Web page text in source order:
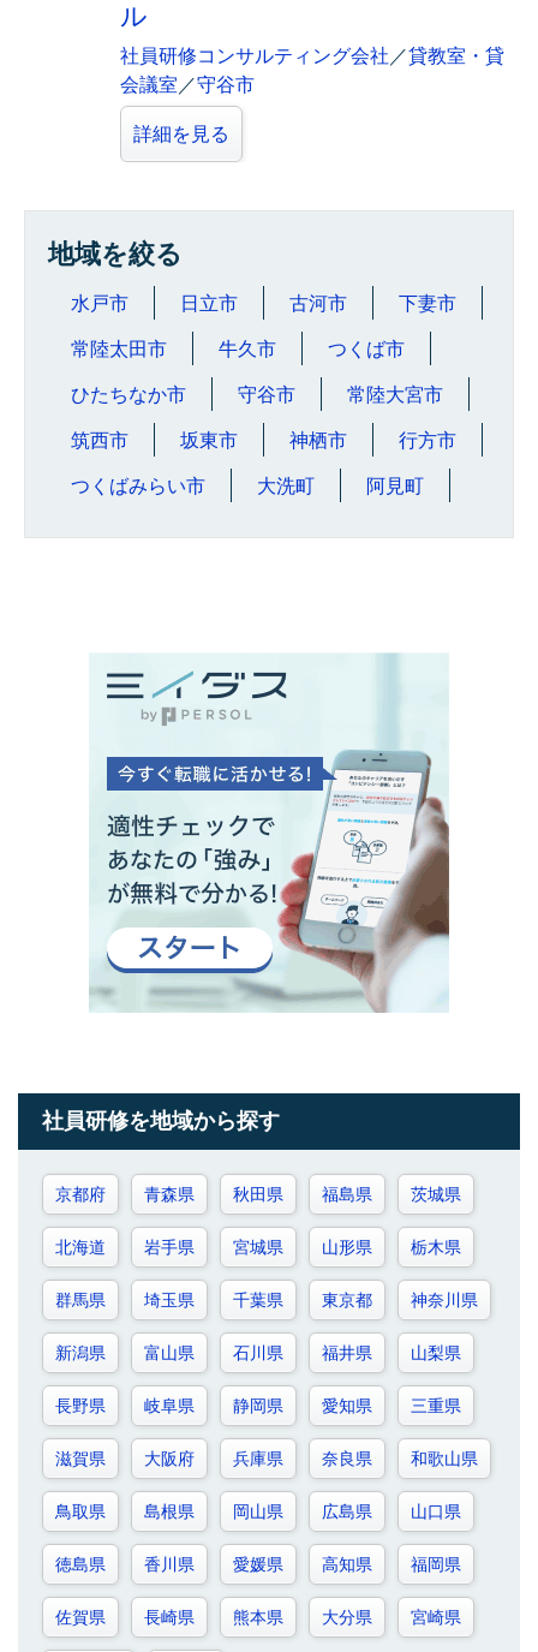
ル
社員研修コンサルティング会社 ／貸教室・貸
会議室 ／守谷市
詳細を見る
地域を絞る
水戸市 日立市 古河市 下妻市
常陸太田市 牛久市 つくば市
ひたちなか市 守谷市 常陸大宮市
筑西市 坂東市 神栖市 行方市
つくばみらい市 大洗町 阿見町
社員研修を地域から探す
京都府 青森県 秋田県 福島県 茨城県
北海道 岩手県 宮城県 山形県 栃木県
群馬県 埼玉県 千葉県 東京都 神奈川県
新潟県 富山県 石川県 福井県 山梨県
長野県 岐阜県 静岡県 愛知県 三重県
滋賀県 大阪府 兵庫県 奈良県 和歌山県
鳥取県 島根県 岡山県 広島県 山口県
徳島県 香川県 愛媛県 高知県 福岡県
佐賀県 長崎県 熊本県 大分県 宮崎県